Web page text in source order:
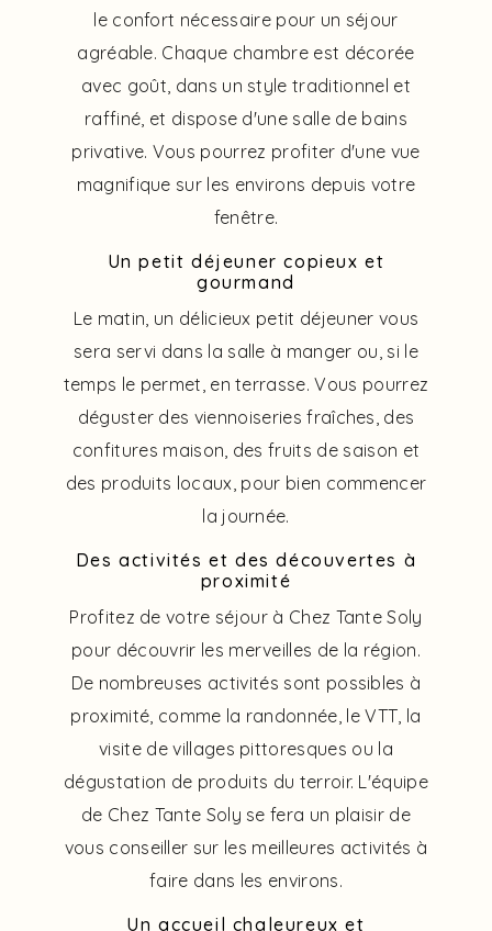
le confort nécessaire pour un séjour
agréable. Chaque chambre est décorée
avec goût, dans un style traditionnel et
raffiné, et dispose d'une salle de bains
privative. Vous pourrez profiter d'une vue
magnifique sur les environs depuis votre
fenêtre.
Un petit déjeuner copieux et
gourmand
Le matin, un délicieux petit déjeuner vous
sera servi dans la salle à manger ou, si le
temps le permet, en terrasse. Vous pourrez
déguster des viennoiseries fraîches, des
confitures maison, des fruits de saison et
des produits locaux, pour bien commencer
la journée.
Des activités et des découvertes à
proximité
Profitez de votre séjour à Chez Tante Soly
pour découvrir les merveilles de la région.
De nombreuses activités sont possibles à
proximité, comme la randonnée, le VTT, la
visite de villages pittoresques ou la
dégustation de produits du terroir. L'équipe
de Chez Tante Soly se fera un plaisir de
vous conseiller sur les meilleures activités à
faire dans les environs.
Un accueil chaleureux et